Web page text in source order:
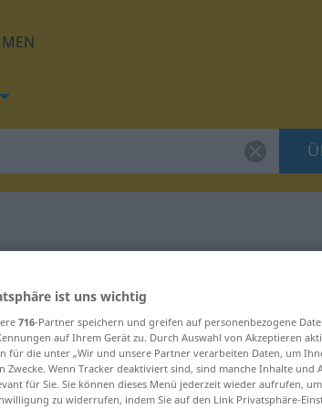
für "persönlich"
ist uns wichtig
716-Partner speichern und greifen auf personenbezogene
auf Ihrem Gerät zu. Durch Auswahl von Akzeptieren
für die unter „Wir und unsere Partner verarbeiten Daten, um
Zwecke. Wenn Tracker deaktiviert sind, sind manche Inhalte und
für Sie. Sie können dieses Menü jederzeit wieder aufrufen,
zu widerrufen, indem Sie auf den Link Privatsphäre-